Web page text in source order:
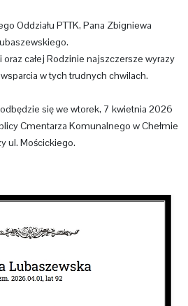
Oddziału PTTK, Pana Zbigniewa
oraz całej Rodzinie najszczersze wyrazy
wsparcia w tych trudnych chwilach.
się we wtorek, 7 kwietnia 2026
Cmentarza Komunalnego w Chełmie
ul. Mościckiego.